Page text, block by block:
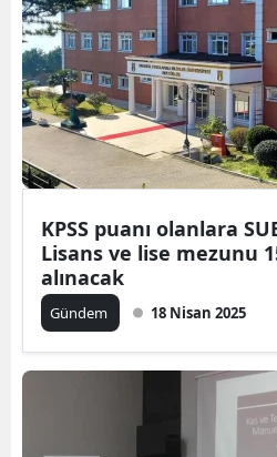
KPSS puanı olanlara
Lisans ve lise mezunu
alınacak
Gündem 18 Nisan 2025